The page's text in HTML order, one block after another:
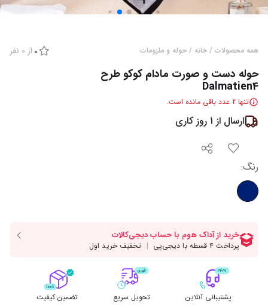
همه محصولات / خانه / حوله و ملزومات 0 از 0 نفر
حوله دست و صورت مادام کوکو طرح
Dalmatien4
تنها 2 عدد باقی مانده است.
ارسال از 1 روز کاری
رنگ:
پشتیبانی آنلاین تحویل سریع تضمین کیفیت